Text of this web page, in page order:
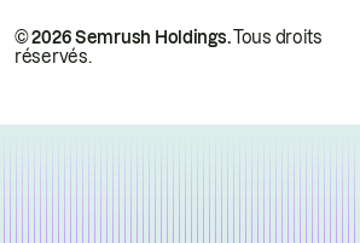
© 2026 Semrush Holdings.Tous droits
réservés.